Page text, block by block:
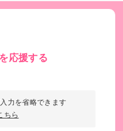
応援する
力を省略できます
ちら